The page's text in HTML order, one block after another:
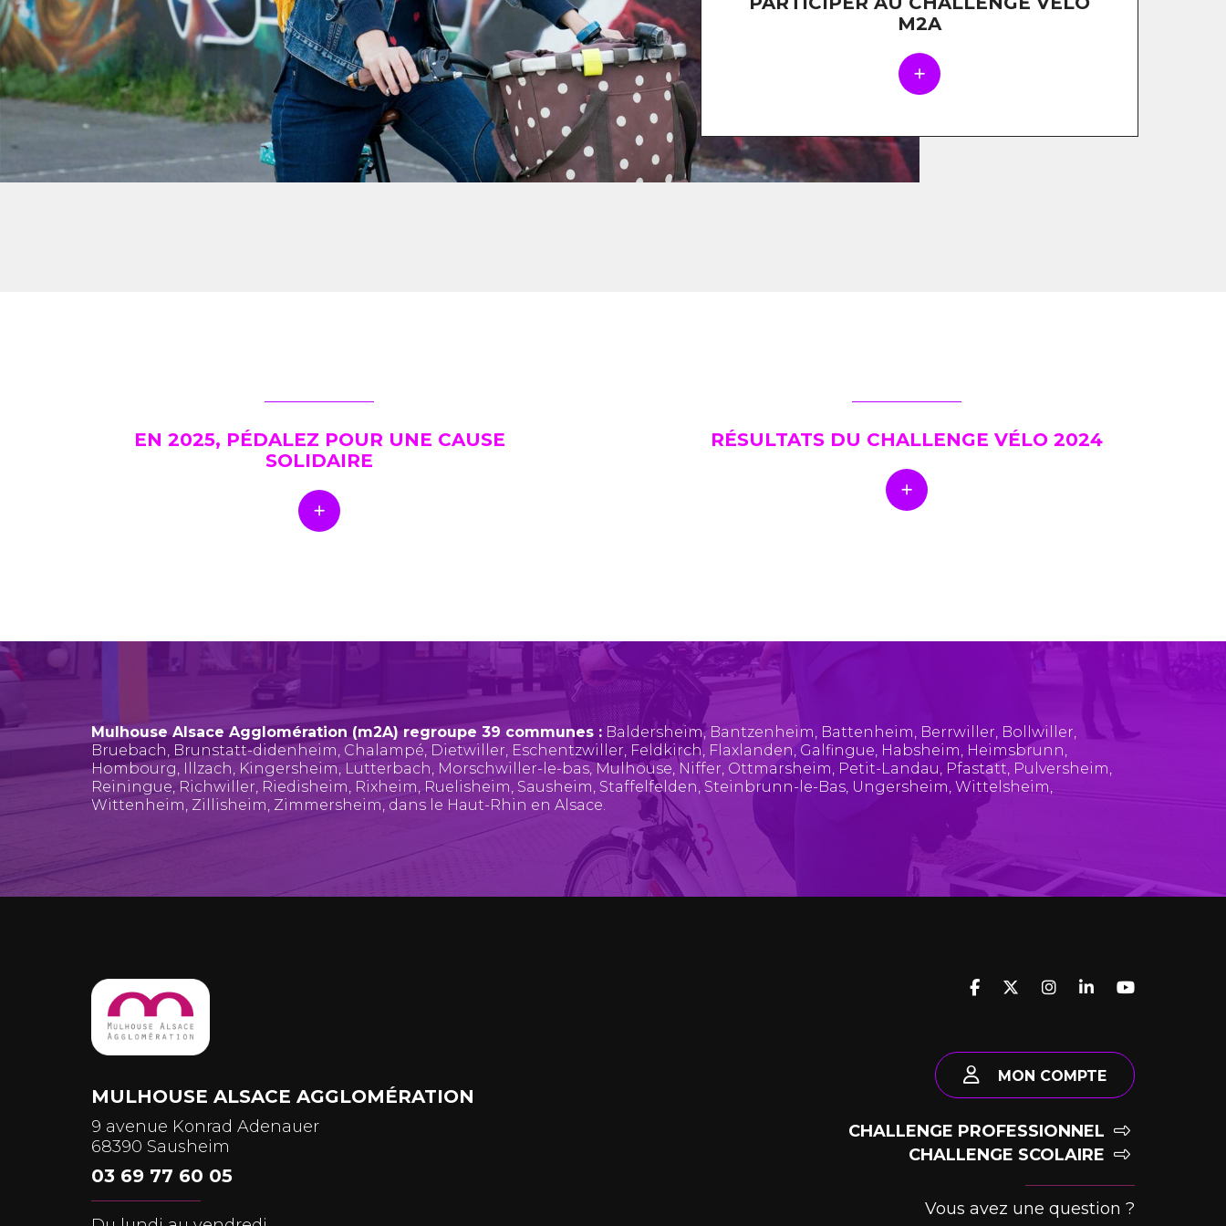
M2A
EN 2025, PÉDALEZ POUR UNE CAUSE
SOLIDAIRE
RÉSULTATS DU CHALLENGE VÉLO 2024
Mulhouse Alsace Agglomération (m2A) regroupe 39 communes : Baldersheim, Bantzenheim, Battenheim, Berrwiller, Bollwiller,
Bruebach, Brunstatt-didenheim, Chalampé, Dietwiller, Eschentzwiller, Feldkirch, Flaxlanden, Galfingue, Habsheim, Heimsbrunn,
Hombourg, Illzach, Kingersheim, Lutterbach, Morschwiller-le-bas,Mulhouse, Niffer, Ottmarsheim, Petit-Landau, Pfastatt, Pulversheim,
Reiningue, Richwiller, Riedisheim, Rixheim, Ruelisheim, Sausheim, Staffelfelden, Steinbrunn-le-Bas, Ungersheim, Wittelsheim,
Wittenheim, Zillisheim, Zimmersheim, dans le Haut-Rhin en Alsace.
MULHOUSE ALSACE AGGLOMÉRATION
9 avenue Konrad Adenauer
68390 Sausheim
03 69 77 60 05
MON COMPTE
CHALLENGE PROFESSIONNEL
CHALLENGE SCOLAIRE
Vous avez une question ?